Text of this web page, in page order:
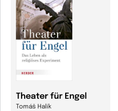
Theater für Engel
Tomáš Halík